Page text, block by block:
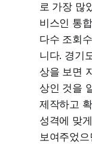
로 가장 많
비스인 통
다수 조회
니다. 경기
상을 보면
상인 것을
제작하고
성격에 맞
보여주었